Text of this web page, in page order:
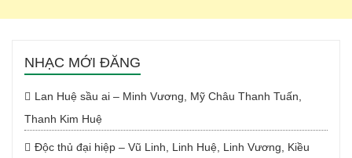
NHẠC MỚI ĐĂNG
Lan Huệ sầu ai – Minh Vương, Mỹ Châu Thanh Tuấn,
Thanh Kim Huệ
Độc thủ đại hiệp – Vũ Linh, Linh Huệ, Linh Vương, Kiều